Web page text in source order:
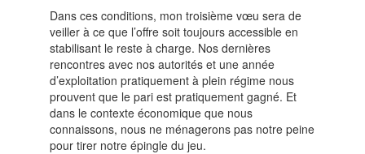
Dans ces conditions, mon troisième vœu sera de
veiller à ce que l’offre soit toujours accessible en
stabilisant le reste à charge. Nos dernières
rencontres avec nos autorités et une année
d’exploitation pratiquement à plein régime nous
prouvent que le pari est pratiquement gagné. Et
dans le contexte économique que nous
connaissons, nous ne ménagerons pas notre peine
pour tirer notre épingle du jeu.